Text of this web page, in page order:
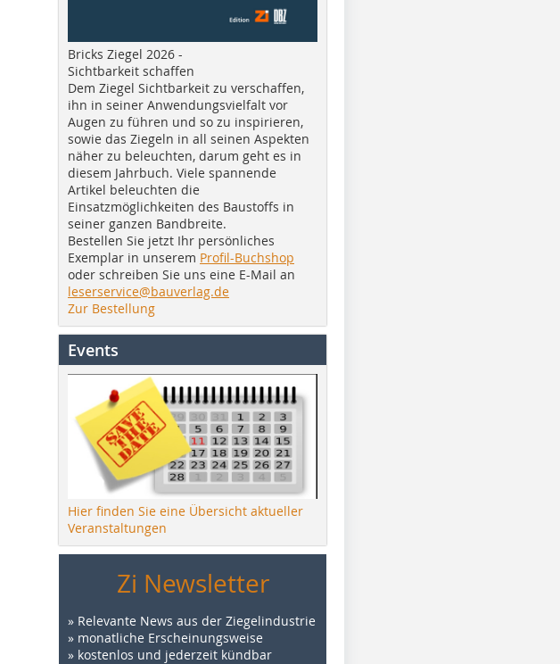
Bricks Ziegel 2026 -
Sichtbarkeit schaffen
Dem Ziegel Sichtbarkeit zu verschaffen,
ihn in seiner Anwendungsvielfalt vor
Augen zu führen und so zu inspirieren,
sowie das Ziegeln in all seinen Aspekten
näher zu beleuchten, darum geht es in
diesem Jahrbuch. Viele spannende
Artikel beleuchten die
Einsatzmöglichkeiten des Baustoffs in
seiner ganzen Bandbreite.
Bestellen Sie jetzt Ihr persönliches
Exemplar in unserem Profil-Buchshop
oder schreiben Sie uns eine E-Mail an
leserservice@bauverlag.de
Zur Bestellung
Events
Hier finden Sie eine Übersicht aktueller
Veranstaltungen
Zi Newsletter
» Relevante News aus der Ziegelindustrie
» monatliche Erscheinungsweise
» kostenlos und jederzeit kündbar